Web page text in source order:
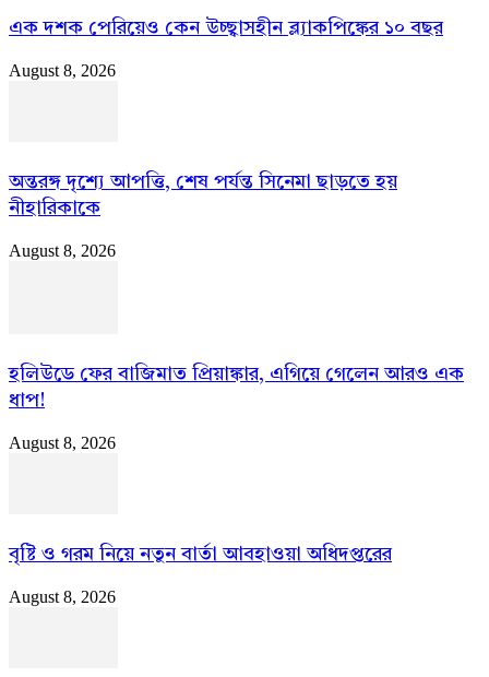
এক দশক পেরিয়েও কেন উচ্ছ্বাসহীন ব্ল্যাকপিঙ্কের ১০ বছর
August 8, 2026
অন্তরঙ্গ দৃশ্যে আপত্তি, শেষ পর্যন্ত সিনেমা ছাড়তে হয়
নীহারিকাকে
August 8, 2026
হলিউডে ফের বাজিমাত প্রিয়াঙ্কার, এগিয়ে গেলেন আরও এক
ধাপ!
August 8, 2026
বৃষ্টি ও গরম নিয়ে নতুন বার্তা আবহাওয়া অধিদপ্তরের
August 8, 2026